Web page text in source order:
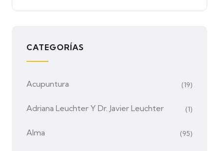
CATEGORÍAS
Acupuntura (19)
Adriana Leuchter Y Dr. Javier Leuchter (1)
Alma (95)